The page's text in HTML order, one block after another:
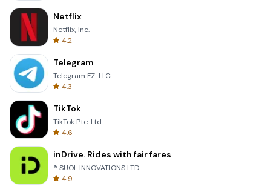
Netflix
Netflix, Inc.
4.2
Telegram
Telegram FZ-LLC
4.3
TikTok
TikTok Pte. Ltd.
4.6
inDrive. Rides with fair fares
® SUOL INNOVATIONS LTD
4.9